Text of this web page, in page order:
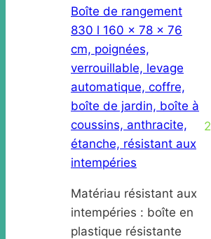
Boîte de rangement
830 l 160 x 78 x 76
cm, poignées,
verrouillable, levage
automatique, coffre,
boîte de jardin, boîte à
coussins, anthracite,
étanche, résistant aux
intempéries
Matériau résistant aux
intempéries : boîte en
plastique résistante